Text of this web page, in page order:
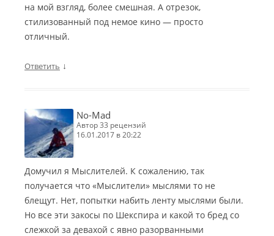
на мой взгляд, более смешная. А отрезок,
стилизованный под немое кино — просто
отличный.
Ответить ↓
No-Mad
автор 33 рецензий
16.01.2017 в 20:22
Домучил я Мыслителей. К сожалению, так
получается что «Мыслители» мыслями то не
блещут. Нет, попытки набить ленту мыслями были.
Но все эти закосы по Шекспира и какой то бред со
слежкой за девахой с явно разорванными